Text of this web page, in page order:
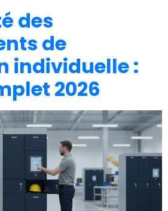
des
de
individuelle :
2026